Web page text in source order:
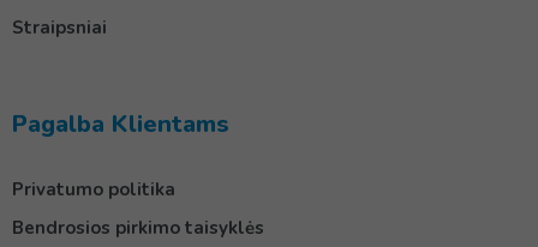
Straipsniai
Pagalba Klientams
Privatumo politika
Bendrosios pirkimo taisyklės